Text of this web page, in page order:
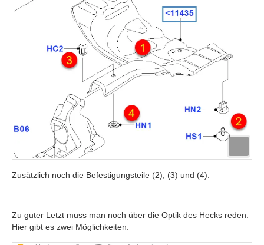
Zusätzlich noch die Befestigungsteile (2), (3) und (4).
Zu guter Letzt muss man noch über die Optik des Hecks reden.
Hier gibt es zwei Möglichkeiten: